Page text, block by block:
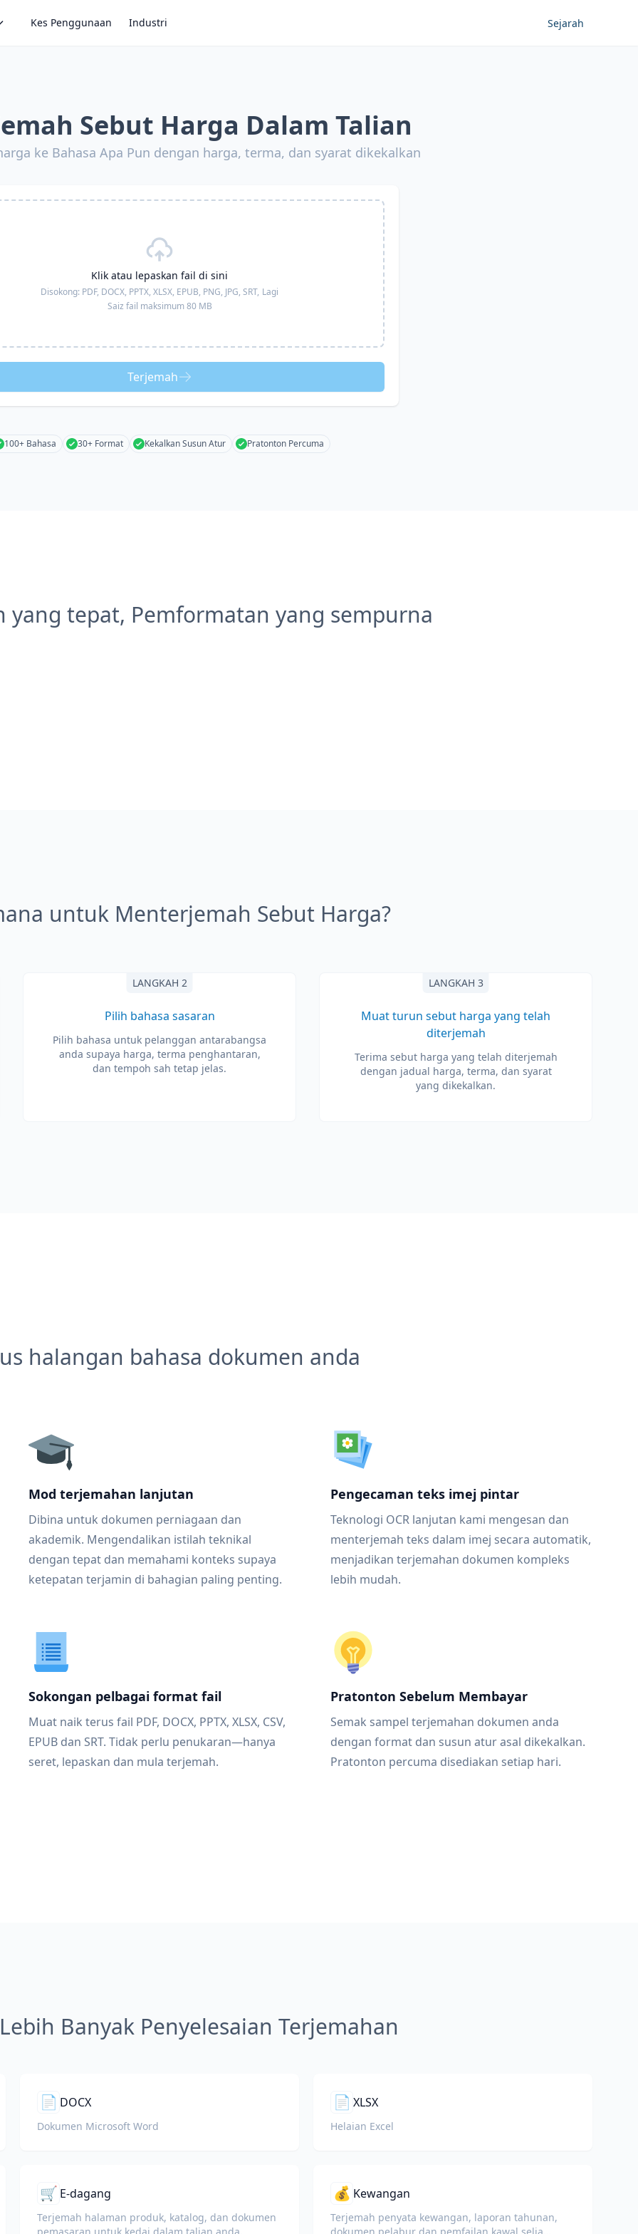
Kes Penggunaan Industri Sejarah
Sebut Harga Dalam Talian
ke Bahasa Apa Pun dengan harga, terma, dan syarat dikekalkan
Klik atau lepaskan fail di sini
Disokong: PDF, DOCX, PPTX, XLSX, EPUB, PNG, JPG, SRT, Lagi
Saiz fail maksimum 80 MB
Terjemah
100+ Bahasa 30+ Format Kekalkan Susun Atur Pratonton Percuma
yang tepat, Pemformatan yang sempurna
untuk Menterjemah Sebut Harga?
LANGKAH 2
Pilih bahasa sasaran
Pilih bahasa untuk pelanggan antarabangsa
anda supaya harga, terma penghantaran,
dan tempoh sah tetap jelas.
LANGKAH 3
Muat turun sebut harga yang telah
diterjemah
Terima sebut harga yang telah diterjemah
dengan jadual harga, terma, dan syarat
yang dikekalkan.
halangan bahasa dokumen anda
Mod terjemahan lanjutan
Dibina untuk dokumen perniagaan dan
akademik. Mengendalikan istilah teknikal
dengan tepat dan memahami konteks supaya
ketepatan terjamin di bahagian paling penting.
Pengecaman teks imej pintar
Teknologi OCR lanjutan kami mengesan dan
menterjemah teks dalam imej secara automatik,
menjadikan terjemahan dokumen kompleks
lebih mudah.
Sokongan pelbagai format fail
Muat naik terus fail PDF, DOCX, PPTX, XLSX, CSV,
EPUB dan SRT. Tidak perlu penukaran—hanya
seret, lepaskan dan mula terjemah.
Pratonton Sebelum Membayar
Semak sampel terjemahan dokumen anda
dengan format dan susun atur asal dikekalkan.
Pratonton percuma disediakan setiap hari.
Banyak Penyelesaian Terjemahan
📄 DOCX
Dokumen Microsoft Word
📄 XLSX
Helaian Excel
🛒 E-dagang
Terjemah halaman produk, katalog, dan dokumen
💰 Kewangan
Terjemah penyata kewangan, laporan tahunan,